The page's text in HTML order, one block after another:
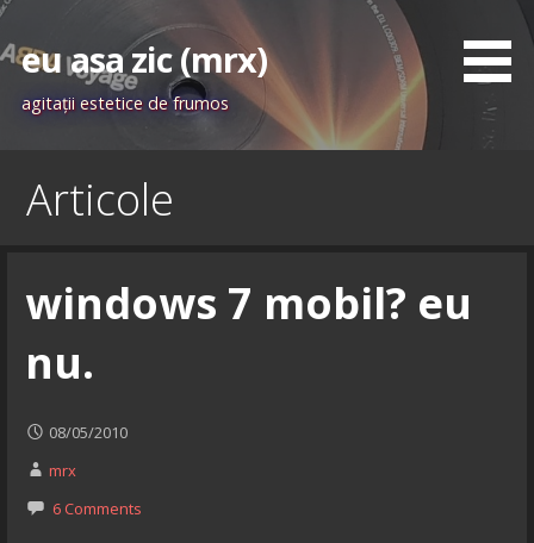
Skip
to
content
eu asa zic (mrx)
agitaţii estetice de frumos
Articole
windows 7 mobil? eu
nu.
08/05/2010
mrx
6 Comments